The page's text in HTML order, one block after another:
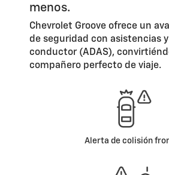
menos.
Chevrolet Groove ofrece un
de seguridad con asistencias
conductor (ADAS),
compañero perfecto de viaje.
Frenado de